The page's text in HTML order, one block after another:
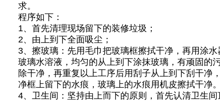
求。
程序如下：
1、首先清理现场留下的装修垃圾；
2、由上到下全面吸尘；
3、擦玻璃：先用毛巾把玻璃框擦拭干净，再用涂
玻璃水溶液，均匀的从上到下涂抹玻璃，有顽固的
除干净，再重复以上工序后用刮子从上到下刮干净
净框上留下的水痕，玻璃上的水痕用机皮擦拭干净
4、卫生间：坚持由上而下的原则，首先认清卫生